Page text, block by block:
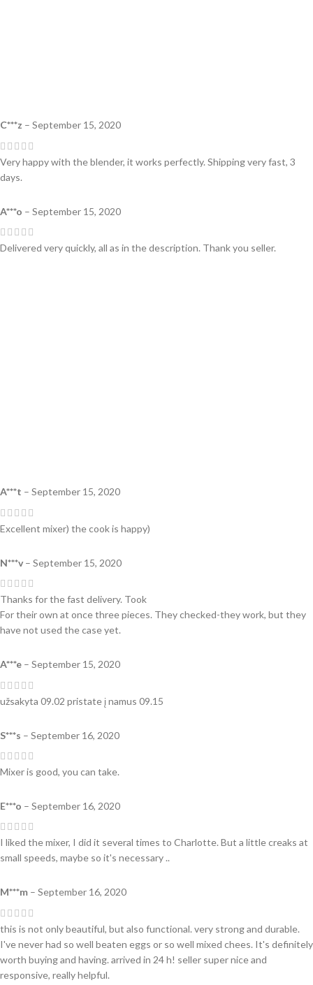
C***z – September 15, 2020
Very happy with the blender, it works perfectly. Shipping very fast, 3
days.
A***o – September 15, 2020
Delivered very quickly, all as in the description. Thank you seller.
A***t – September 15, 2020
Excellent mixer) the cook is happy)
N***v – September 15, 2020
Thanks for the fast delivery. Took
For their own at once three pieces. They checked-they work, but they
have not used the case yet.
A***e – September 15, 2020
užsakyta 09.02 pristate į namus 09.15
S***s – September 16, 2020
Mixer is good, you can take.
E***o – September 16, 2020
I liked the mixer, I did it several times to Charlotte. But a little creaks at
small speeds, maybe so it's necessary ..
M***m – September 16, 2020
this is not only beautiful, but also functional. very strong and durable.
I've never had so well beaten eggs or so well mixed chees. It's definitely
worth buying and having. arrived in 24 h! seller super nice and
responsive, really helpful.